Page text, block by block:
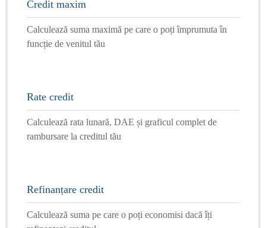
Credit maxim
Calculează suma maximă pe care o poți împrumuta în
funcție de venitul tău
Rate credit
Calculează rata lunară, DAE și graficul complet de
rambursare la creditul tău
Refinanțare credit
Calculează suma pe care o poți economisi dacă îți